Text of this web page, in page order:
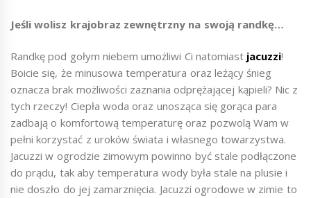
Jeśli wolisz krajobraz zewnętrzny na swoją randkę…
Randkę pod gołym niebem umożliwi Ci natomiast jacuzzi!
Boicie się, że minusowa temperatura oraz leżący śnieg
oznacza brak możliwości zaznania odprężającej kąpieli? Nic z
tych rzeczy! Ciepła woda oraz unosząca się gorąca para
zadbają o komfortową temperaturę oraz pozwolą Wam w
pełni korzystać z uroków świata i własnego towarzystwa.
Jacuzzi w ogrodzie zimowym powinno być stale podłączone
do prądu, tak aby temperatura wody była stale na plusie i
nie doszło do jej zamarznięcia. Jacuzzi ogrodowe w zimie to